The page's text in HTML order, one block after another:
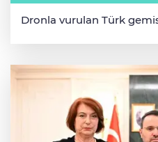
Dronla vurulan Türk